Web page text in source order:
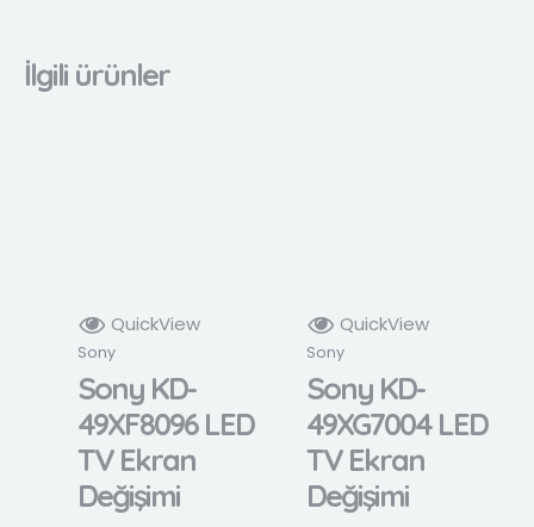
İlgili ürünler
QuickView
Sony
Sony KD-
49XF8096 LED
TV Ekran
Değişimi
QuickView
Sony
Sony KD-
49XG7004 LED
TV Ekran
Değişimi